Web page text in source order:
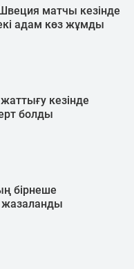
матчы кезінде
адам көз жұмды
кезінде
болды
бірнеше